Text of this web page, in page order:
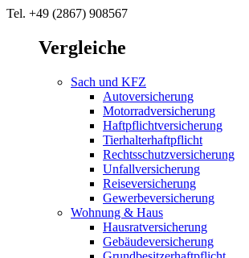
Tel. +49 (2867) 908567
Vergleiche
Sach und KFZ
Autoversicherung
Motorradversicherung
Haftpflichtversicherung
Tierhalterhaftpflicht
Rechtsschutzversicherung
Unfallversicherung
Reiseversicherung
Gewerbeversicherung
Wohnung & Haus
Hausratversicherung
Gebäudeversicherung